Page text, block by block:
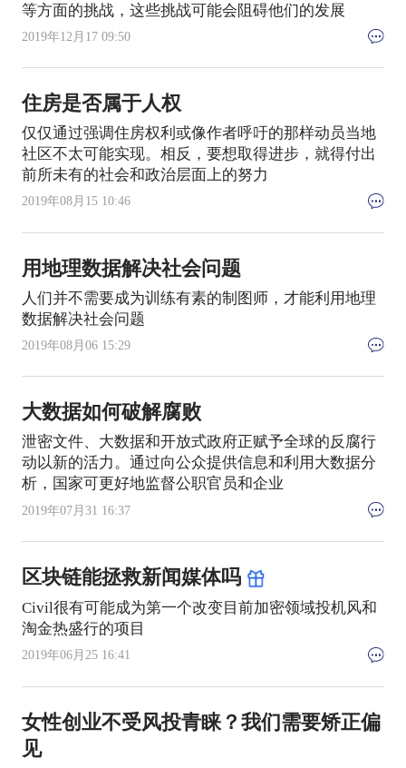
等方面的挑战，这些挑战可能会阻碍他们的发展
2019年12月17 09:50
住房是否属于人权
仅仅通过强调住房权利或像作者呼吁的那样动员当地
社区不太可能实现。相反，要想取得进步，就得付出
前所未有的社会和政治层面上的努力
2019年08月15 10:46
用地理数据解决社会问题
人们并不需要成为训练有素的制图师，才能利用地理
数据解决社会问题
2019年08月06 15:29
大数据如何破解腐败
泄密文件、大数据和开放式政府正赋予全球的反腐行
动以新的活力。通过向公众提供信息和利用大数据分
析，国家可更好地监督公职官员和企业
2019年07月31 16:37
区块链能拯救新闻媒体吗
Civil很有可能成为第一个改变目前加密领域投机风和
淘金热盛行的项目
2019年06月25 16:41
女性创业不受风投青睐？我们需要矫正偏
见